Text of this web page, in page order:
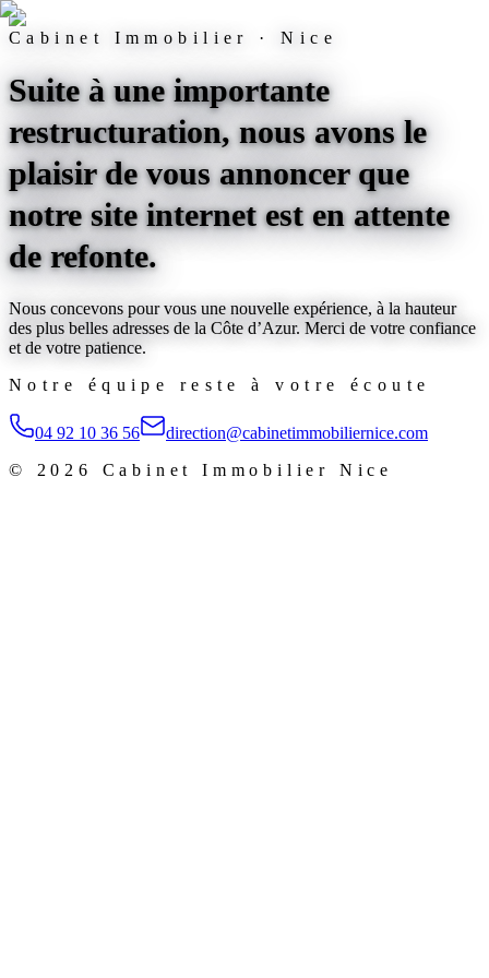
Cabinet Immobilier · Nice
Suite à une importante
restructuration, nous avons le
plaisir de vous annoncer que
notre site internet est en attente
de refonte.
Nous concevons pour vous une nouvelle expérience, à la hauteur
des plus belles adresses de la Côte d’Azur. Merci de votre confiance
et de votre patience.
Notre équipe reste à votre écoute
04 92 10 36 56
direction@cabinetimmobiliernice.com
© 2026 Cabinet Immobilier Nice